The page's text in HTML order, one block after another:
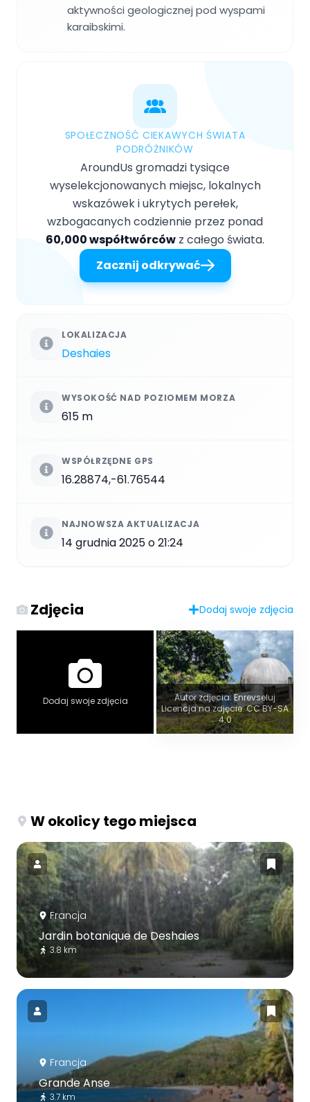
aktywności geologicznej pod wyspami
karaibskimi.
SPOŁECZNOŚĆ CIEKAWYCH ŚWIATA
PODRÓŻNIKÓW
AroundUs gromadzi tysiące
wyselekcjonowanych miejsc, lokalnych
wskazówek i ukrytych perełek,
wzbogacanych codziennie przez ponad
60,000 współtwórców z całego świata.
Zacznij odkrywać
LOKALIZACJA
Deshaies
WYSOKOŚĆ NAD POZIOMEM MORZA
615 m
WSPÓŁRZĘDNE GPS
16.28874,-61.76544
NAJNOWSZA AKTUALIZACJA
14 grudnia 2025 o 21:24
Zdjęcia Dodaj swoje zdjęcia
Dodaj swoje zdjęcia
Autor zdjęcia: Enrevseluj
Licencja na zdjęcie: CC BY-SA
4.0
W okolicy tego miejsca
Francja
Jardin botanique de Deshaies
3.8 km
Francja
Grande Anse
3.7 km